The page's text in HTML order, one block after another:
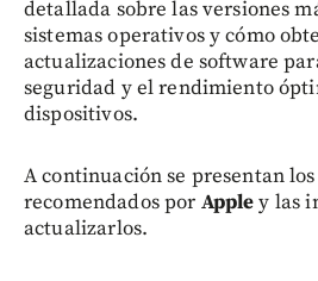
detallada sobre las versiones
sistemas operativos y cómo
actualizaciones de software
seguridad y el rendimiento
dispositivos.
A continuación se presentan
recomendados por Appley las
actualizarlos.